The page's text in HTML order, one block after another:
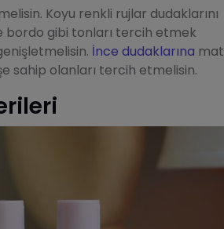
Koyu renkli rujlar dudaklarını
bordo gibi tonları tercih etmek
İnce dudaklarına mat
sahip olanları tercih etmelisin.